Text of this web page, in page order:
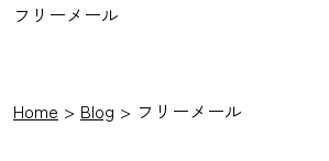
フリーメール
Home Blog フリーメール